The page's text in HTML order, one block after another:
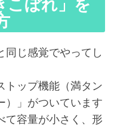
同じ感覚でやってし
トップ機能（満タン
）」がついています
て容量が小さく、形